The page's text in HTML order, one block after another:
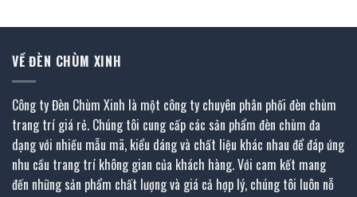
VỀ ĐÈN CHÙM XINH
Công ty Đèn Chùm Xinh là một công ty chuyên phân phối đèn chùm
trang trí giá rẻ. Chúng tôi cung cấp các sản phẩm đèn chùm đa
dạng với nhiều mẫu mã, kiểu dáng và chất liệu khác nhau để đáp ứng
nhu cầu trang trí không gian của khách hàng. Với cam kết mang
đến những sản phẩm chất lượng và giá cả hợp lý, chúng tôi luôn nỗ